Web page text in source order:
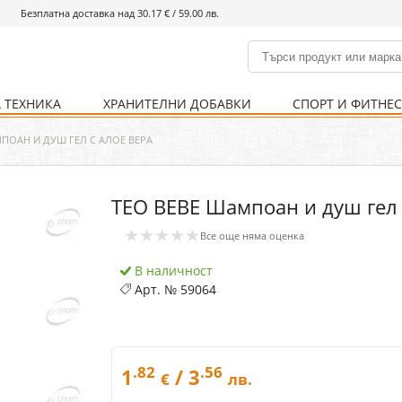
Безплатна доставка над 30.17 € / 59.00 лв.
% Хранителни добавки
Болно гърло
Кости и стави Нервна система
Храносмилателна
Хомеопатия
Инхалатори
ХРАНИТЕЛНИ ДОБАВКИ
Кости и стави
СПОРТ И ФИТНЕС
Храни и напитки
Детска козметика
Уреди
Хигиена на тялото
И ДУШ ГЕЛ С АЛОЕ ВЕРА
TEO BEBE Шампоан и душ
★★★★★ Все още няма оценка
В наличност
Арт. № 59064
1 .82 € / 3.56 лв.